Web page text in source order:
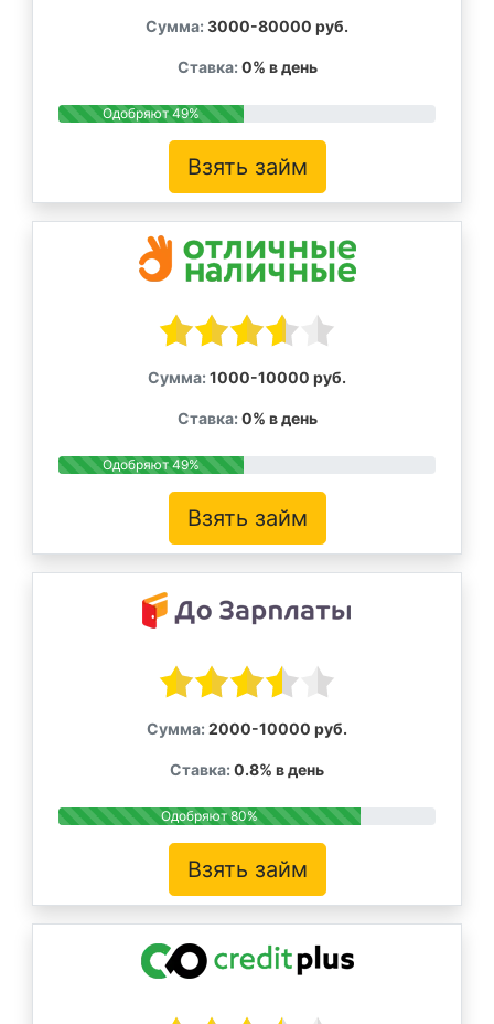
Сумма: 3000-80000 руб.
Ставка: 0% в день
Одобряют 49%
Взять займ
Сумма: 1000-10000 руб.
Ставка: 0% в день
Одобряют 49%
Взять займ
Сумма: 2000-10000 руб.
Ставка: 0.8% в день
Одобряют 80%
Взять займ